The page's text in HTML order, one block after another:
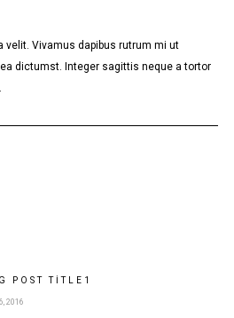
velit. Vivamus dapibus rutrum mi ut
dictumst. Integer sagittis neque a tortor
POSTTITLE 1
2016